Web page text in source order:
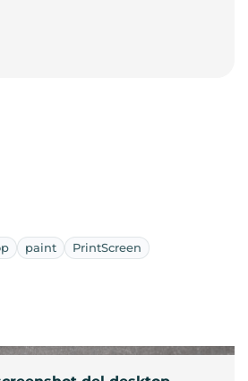
paint PrintScreen